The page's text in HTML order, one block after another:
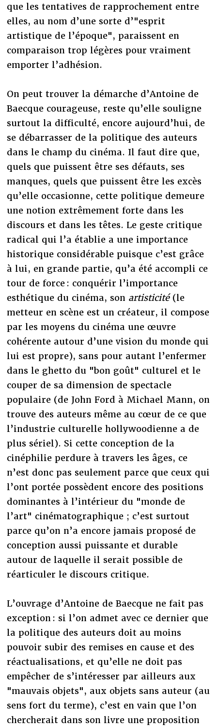
que les tentatives de rapprochement entre
elles, au nom d’une sorte d’"esprit
artistique de l’époque", paraissent en
comparaison trop légères pour vraiment
emporter l’adhésion.
On peut trouver la démarche d’Antoine de
Baecque courageuse, reste qu’elle souligne
surtout la difficulté, encore aujourd’hui, de
se débarrasser de la politique des auteurs
dans le champ du cinéma. Il faut dire que,
quels que puissent être ses défauts, ses
manques, quels que puissent être les excès
qu’elle occasionne, cette politique demeure
une notion extrêmement forte dans les
discours et dans les têtes. Le geste critique
radical qui l’a établie a une importance
historique considérable puisque c’est grâce
à lui, en grande partie, qu’a été accompli ce
tour de force : conquérir l’importance
esthétique du cinéma, son artisticité(le
metteur en scène est un créateur, il compose
par les moyens du cinéma une œuvre
cohérente autour d’une vision du monde qui
lui est propre), sans pour autant l’enfermer
dans le ghetto du "bon goût" culturel et le
couper de sa dimension de spectacle
populaire (de John Ford à Michael Mann, on
trouve des auteurs même au cœur de ce que
l’industrie culturelle hollywoodienne a de
plus sériel). Si cette conception de la
cinéphilie perdure à travers les âges, ce
n’est donc pas seulement parce que ceux qui
l’ont portée possèdent encore des positions
dominantes à l’intérieur du "monde de
l’art" cinématographique ; c’est surtout
parce qu’on n’a encore jamais proposé de
conception aussi puissante et durable
autour de laquelle il serait possible de
réarticuler le discours critique.
L’ouvrage d’Antoine de Baecque ne fait pas
exception : si l’on admet avec ce dernier que
la politique des auteurs doit au moins
pouvoir subir des remises en cause et des
réactualisations, et qu’elle ne doit pas
empêcher de s’intéresser par ailleurs aux
"mauvais objets", aux objets sans auteur (au
sens fort du terme), c’est en vain que l’on
chercherait dans son livre une proposition